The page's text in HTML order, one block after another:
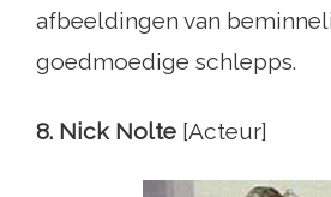
afbeeldingen van
goedmoedige schlepps.
8. Nick Nolte [Acteur]